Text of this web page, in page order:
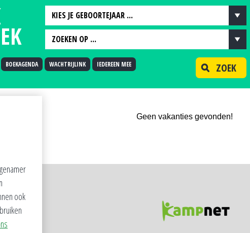
KIES JE GEBOORTEJAAR ...
KIES JE GEBOORTEJAAR ...
2008
2009
ZOEKEN OP ...
ZOEKEN OP ...
POSTCODE
OPSTAPPEN IN DE BUURT VAN...
ZOEK
BOEKAGENDA WACHTRIJLINK IEDEREEN MEE
Geen vakanties gevonden!
ook